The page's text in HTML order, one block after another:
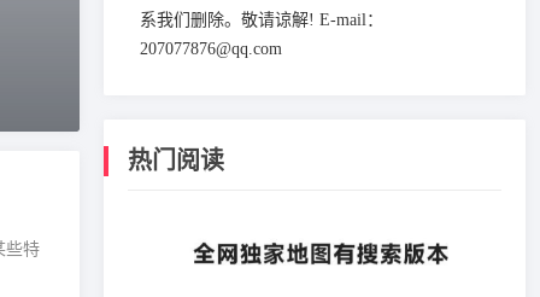
些特
系我们删除。敬请谅解! E-mail：
207077876@qq.com
热门阅读